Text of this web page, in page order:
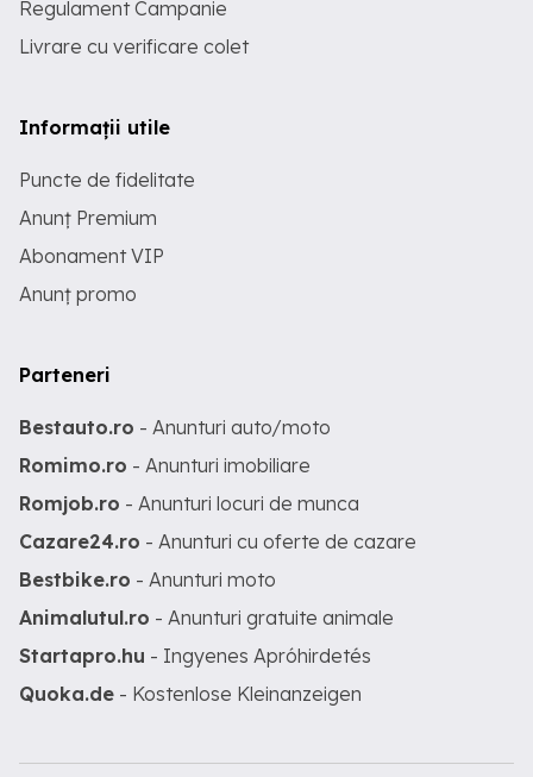
Regulament Campanie
Livrare cu verificare colet
Informații utile
Puncte de fidelitate
Anunț Premium
Abonament VIP
Anunț promo
Parteneri
Bestauto.ro - Anunturi auto/moto
Romimo.ro - Anunturi imobiliare
Romjob.ro - Anunturi locuri de munca
Cazare24.ro - Anunturi cu oferte de cazare
Bestbike.ro - Anunturi moto
Animalutul.ro - Anunturi gratuite animale
Startapro.hu - Ingyenes Apróhirdetés
Quoka.de - Kostenlose Kleinanzeigen